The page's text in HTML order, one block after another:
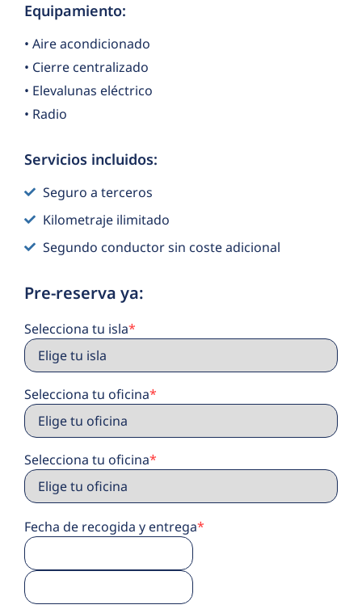
Equipamiento:
• Aire acondicionado
• Cierre centralizado
• Elevalunas eléctrico
• Radio
Servicios incluidos:
Seguro a terceros
Kilometraje ilimitado
Segundo conductor sin coste adicional
Pre-reserva ya:
Selecciona tu isla*
Selecciona tu oficina*
Selecciona tu oficina*
Fecha de recogida y entrega*